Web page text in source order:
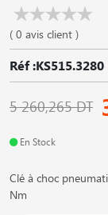
( 0 avis client )
Réf :KS515.3280
5 260,265 DT
En Stock
Clé à choc
Nm